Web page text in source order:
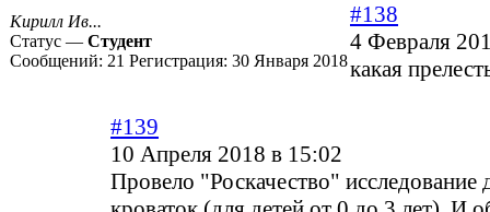
Кирилл Ив...
Статус — Студент
Сообщений: 21 Регистрация: 30 Января 2018
#138
4 Февраля
какая
#139
10 Апреля 2018 в 15:02
Провело "Роскачество" исследование